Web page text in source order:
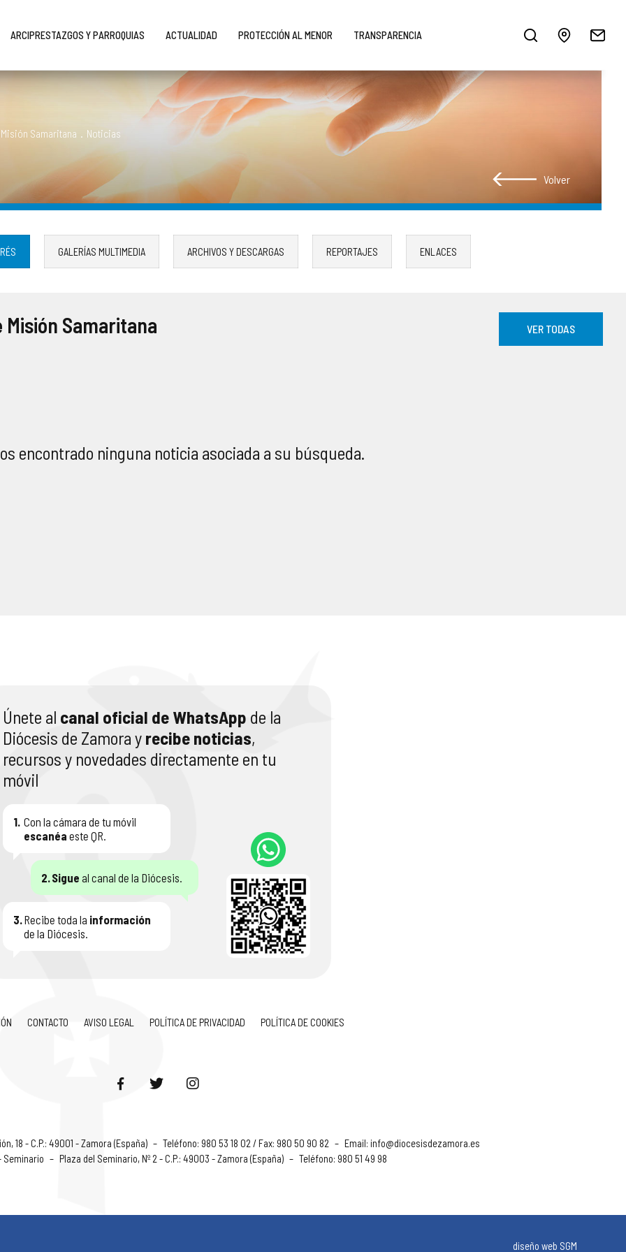
ARCIPRESTAZGOS Y PARROQUIAS ACTUALIDAD PROTECCIÓN AL MENOR TRANSPARENCIA
Samaritana . Noticias
Volver
GALERÍAS MULTIMEDIA ARCHIVOS Y DESCARGAS REPORTAJES ENLACES
Misión Samaritana VER TODAS
encontrado ninguna noticia asociada a su búsqueda.
Únete al canal oficial de WhatsApp de la
Diócesis de Zamora y recibe noticias,
recursos y novedades directamente en tu
móvil
1. Con la cámara de tu móvil
escanéa este QR.
2.Sigue al canal de la Diócesis.
3.Recibe toda la información
de la Diócesis.
CONTACTO AVISO LEGAL POLÍTICA DE PRIVACIDAD POLÍTICA DE COOKIES
18 - C.P.: 49001 - Zamora (España) – Teléfono: 980 53 18 02 / Fax: 980 50 90 82 – Email: info@diocesisdezamora.es
Seminario – Plaza del Seminario, Nº 2 - C.P.: 49003 - Zamora (España) – Teléfono: 980 51 49 98
diseño web SGM